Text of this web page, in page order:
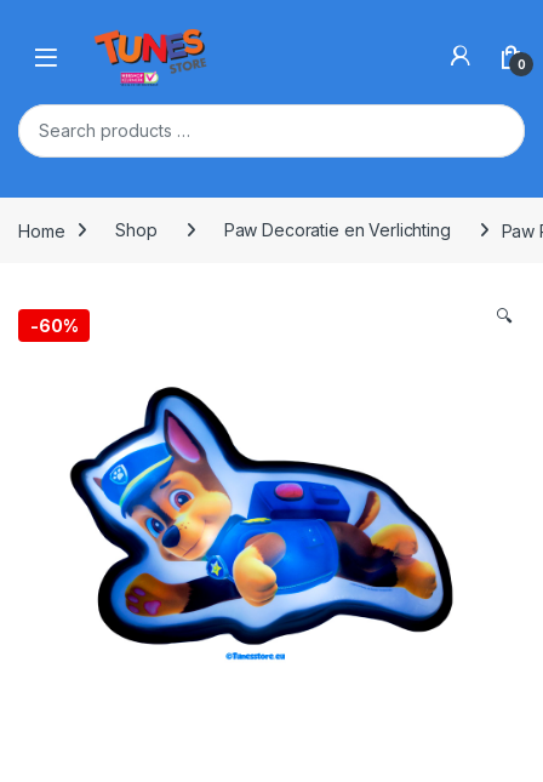
Open 0
Home Shop Paw Decoratie en Verlichting Paw
-60% 🔍